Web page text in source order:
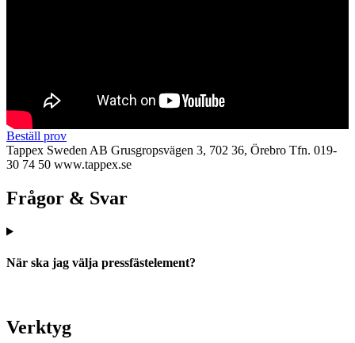
Beställ prov
Tappex Sweden AB Grusgropsvägen 3, 702 36, Örebro Tfn. 019-
30 74 50 www.tappex.se
Frågor & Svar
När ska jag välja pressfästelement?
Verktyg